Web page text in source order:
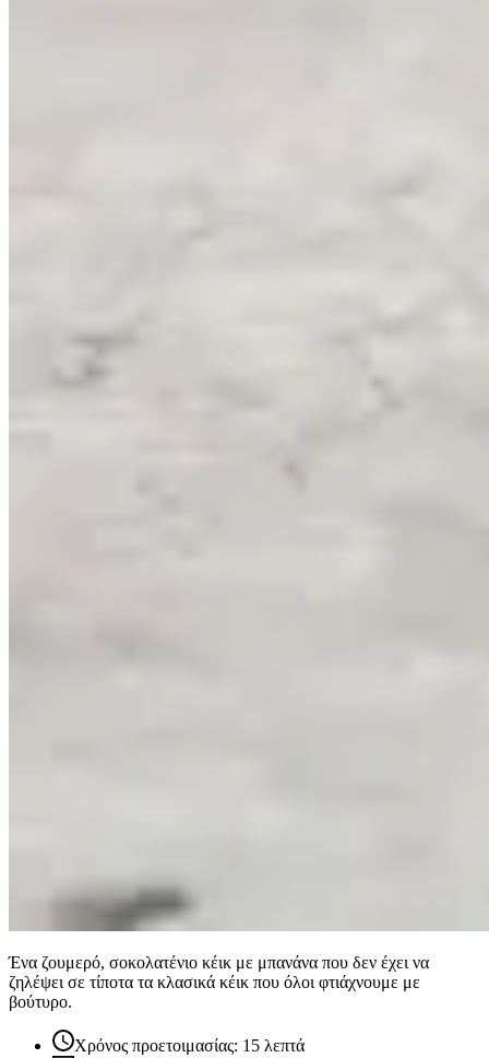
Ένα ζουμερό, σοκολατένιο κέικ με μπανάνα που δεν έχει να
ζηλέψει σε τίποτα τα κλασικά κέικ που όλοι φτιάχνουμε με
βούτυρο.
Χρόνος προετοιμασίας: 15 λεπτά